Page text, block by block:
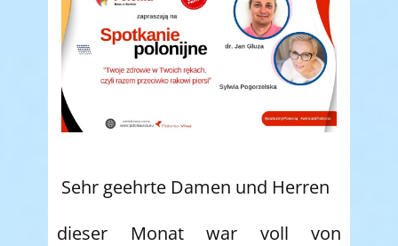
Sehr geehrte Damen und Herren
dieser Monat war voll von